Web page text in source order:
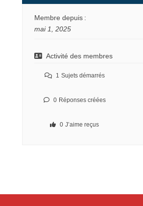
Membre depuis :
mai 1, 2025
Activité des membres
1 Sujets démarrés
0 Réponses créées
0 J’aime reçus